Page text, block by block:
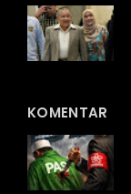
KOMENTAR